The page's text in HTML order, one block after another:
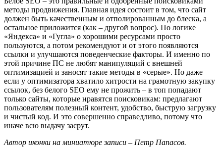
методы продвижения. Главная идея состоит в том, что сайт
должен быть качественным и отполированным до блеска, а
остальное приложится (как – другой вопрос). По логике
«Яндекса» и «Гугла» о хорошими ресурсами просто
пользуются, а потом рекомендуют и от этого появляются
ссылки и улучшаются поведенческие факторы. И именно по
этой причине ПС не любят манипуляций с внешней
оптимизацией и заносят такие методы в «серые». Но даже
если у оптимизатора хватило хитрости на грамотную закупку
ссылок, без белого SEO ему не прожить – в топ попадают
только сайты, которые нравятся поисковикам: предлагают
пользователям полезный контент, удобство, быструю загрузку
и чистый код. И это совершенно справедливо, потому что
иначе всю выдачу засрут.
Автор иконки на миниатюре записи – Петр Папасов.